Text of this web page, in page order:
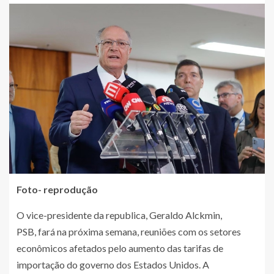
Foto- reprodução
O vice-presidente da republica, Geraldo Alckmin,
PSB, fará na próxima semana, reuniões com os setores
econômicos afetados pelo aumento das tarifas de
importação do governo dos Estados Unidos. A